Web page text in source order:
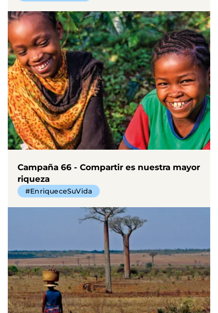
Campaña 66 - Compartir es nuestra mayor
riqueza
#EnriqueceSuVida